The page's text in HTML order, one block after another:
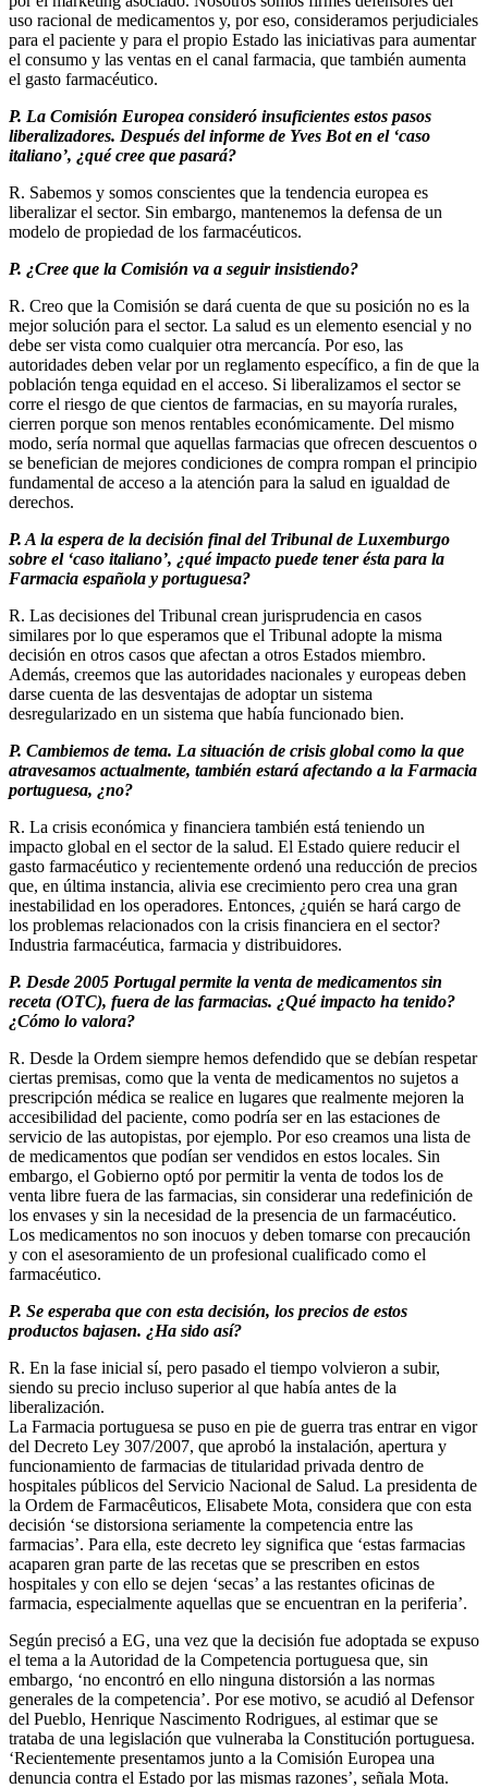
uso racional de medicamentos y, por eso, consideramos perjudiciales
para el paciente y para el propio Estado las iniciativas para aumentar
el consumo y las ventas en el canal farmacia, que también aumenta
el gasto farmacéutico.
P. La Comisión Europea consideró insuficientes estos pasos
liberalizadores. Después del informe de Yves Bot en el ‘caso
italiano’, ¿qué cree que pasará?
R. Sabemos y somos conscientes que la tendencia europea es
liberalizar el sector. Sin embargo, mantenemos la defensa de un
modelo de propiedad de los farmacéuticos.
P. ¿Cree que la Comisión va a seguir insistiendo?
R. Creo que la Comisión se dará cuenta de que su posición no es la
mejor solución para el sector. La salud es un elemento esencial y no
debe ser vista como cualquier otra mercancía. Por eso, las
autoridades deben velar por un reglamento específico, a fin de que la
población tenga equidad en el acceso. Si liberalizamos el sector se
corre el riesgo de que cientos de farmacias, en su mayoría rurales,
cierren porque son menos rentables económicamente. Del mismo
modo, sería normal que aquellas farmacias que ofrecen descuentos o
se benefician de mejores condiciones de compra rompan el principio
fundamental de acceso a la atención para la salud en igualdad de
derechos.
P. A la espera de la decisión final del Tribunal de Luxemburgo
sobre el ‘caso italiano’, ¿qué impacto puede tener ésta para la
Farmacia española y portuguesa?
R. Las decisiones del Tribunal crean jurisprudencia en casos
similares por lo que esperamos que el Tribunal adopte la misma
decisión en otros casos que afectan a otros Estados miembro.
Además, creemos que las autoridades nacionales y europeas deben
darse cuenta de las desventajas de adoptar un sistema
desregularizado en un sistema que había funcionado bien.
P. Cambiemos de tema. La situación de crisis global como la que
atravesamos actualmente, también estará afectando a la Farmacia
portuguesa, ¿no?
R. La crisis económica y financiera también está teniendo un
impacto global en el sector de la salud. El Estado quiere reducir el
gasto farmacéutico y recientemente ordenó una reducción de precios
que, en última instancia, alivia ese crecimiento pero crea una gran
inestabilidad en los operadores. Entonces, ¿quién se hará cargo de
los problemas relacionados con la crisis financiera en el sector?
Industria farmacéutica, farmacia y distribuidores.
P. Desde 2005 Portugal permite la venta de medicamentos sin
receta (OTC), fuera de las farmacias. ¿Qué impacto ha tenido?
¿Cómo lo valora?
R. Desde la Ordem siempre hemos defendido que se debían respetar
ciertas premisas, como que la venta de medicamentos no sujetos a
prescripción médica se realice en lugares que realmente mejoren la
accesibilidad del paciente, como podría ser en las estaciones de
servicio de las autopistas, por ejemplo. Por eso creamos una lista de
de medicamentos que podían ser vendidos en estos locales. Sin
embargo, el Gobierno optó por permitir la venta de todos los de
venta libre fuera de las farmacias, sin considerar una redefinición de
los envases y sin la necesidad de la presencia de un farmacéutico.
Los medicamentos no son inocuos y deben tomarse con precaución
y con el asesoramiento de un profesional cualificado como el
farmacéutico.
P. Se esperaba que con esta decisión, los precios de estos
productos bajasen. ¿Ha sido así?
R. En la fase inicial sí, pero pasado el tiempo volvieron a subir,
siendo su precio incluso superior al que había antes de la
liberalización.
La Farmacia portuguesa se puso en pie de guerra tras entrar en vigor
del Decreto Ley 307/2007, que aprobó la instalación, apertura y
funcionamiento de farmacias de titularidad privada dentro de
hospitales públicos del Servicio Nacional de Salud. La presidenta de
la Ordem de Farmacêuticos, Elisabete Mota, considera que con esta
decisión ‘se distorsiona seriamente la competencia entre las
farmacias’. Para ella, este decreto ley significa que ‘estas farmacias
acaparen gran parte de las recetas que se prescriben en estos
hospitales y con ello se dejen ‘secas’ a las restantes oficinas de
farmacia, especialmente aquellas que se encuentran en la periferia’.
Según precisó a EG, una vez que la decisión fue adoptada se expuso
el tema a la Autoridad de la Competencia portuguesa que, sin
embargo, ‘no encontró en ello ninguna distorsión a las normas
generales de la competencia’. Por ese motivo, se acudió al Defensor
del Pueblo, Henrique Nascimento Rodrigues, al estimar que se
trataba de una legislación que vulneraba la Constitución portuguesa.
‘Recientemente presentamos junto a la Comisión Europea una
denuncia contra el Estado por las mismas razones’, señala Mota.